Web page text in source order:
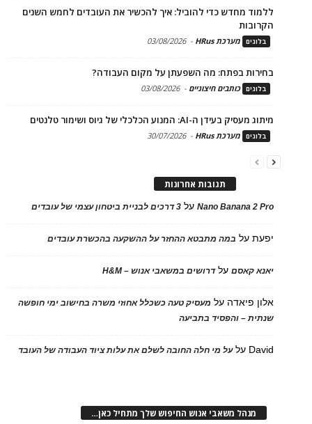
ללמוד מחדש כדי להוביל: איך להכשיר את העובדים לחמש השנים
הקרובות
בלוגים מערכת HRus -
03/08/2026
בחירות בפתח: מה השפעתן על מקום העבודה?
בלוגים כותבים חיצוניים -
03/08/2026
מיתוג מעסיק בעידן ה-AI: המנוע הכלכלי של גיוס ושימור טלנטים
בלוגים מערכת HRus -
30/07/2026
תגובות אחרונות
Nano Banana 2 Proעל 3 דרכים לבניית ביטחון עצמי של עובדים
יפעתעל במה מתבטא ההחזר על ההשקעה בהכשרת עובדים
יאנא קאסםעלדרושים במשאבי אנוש – H&M
אלון פיאדה על מעסיק טעה כשכלל אחוזי משרה בחישוב ימי חופשה
שנתית – והפסיד בתביעה
David עלעל מי חלה החובה לשלם את עלות ציוד העבודה של העובד
מנהל משאבי אנוש החיפוש שלך מתחיל כאן…